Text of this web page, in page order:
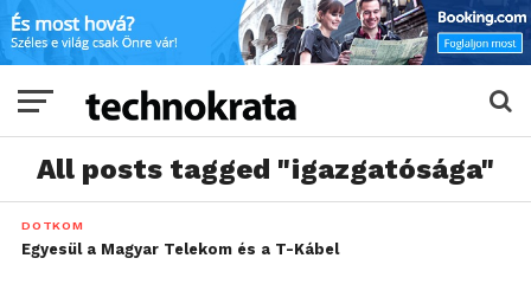
All posts tagged "igazgatósága"
DOTKOM
Egyesül a Magyar Telekom és a T-Kábel